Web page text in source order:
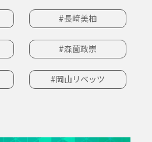
#長﨑美柚
#森薗政崇
#岡山リベッツ